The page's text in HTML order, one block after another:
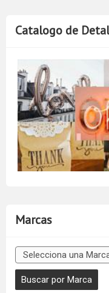
Catalogo de
Marcas